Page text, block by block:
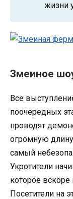
жизни
Змеиное
Все
поочередных
проводят
огромную
самый
Укротители
которое вскоре
Посетители на